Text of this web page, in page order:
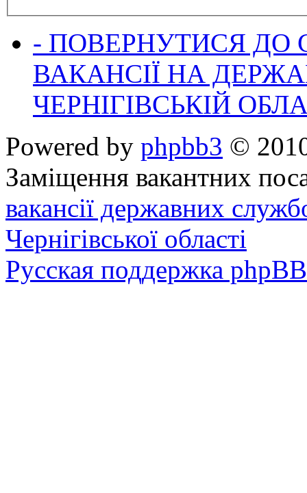
- ПОВЕРНУТИСЯ ДО
ВАКАНСІЇ НА
ЧЕРНІГІВСЬКІЙ
Powered by phpbb3 ©
Заміщення вакантних
вакансії державних
Чернігівської області
Русская поддержка phpBB